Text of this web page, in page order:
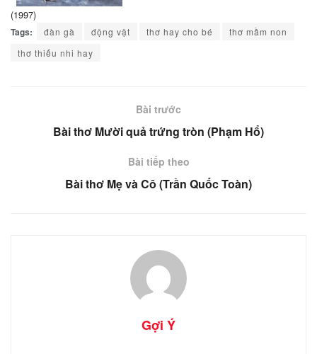
(1997)
Tags:
đàn gà động vật thơ hay cho bé
thơ mầm non
thơ thiếu nhi hay
Bài trước
Bài thơ Mười quả trứng tròn (Phạm Hổ)
Bài tiếp theo
Bài thơ Mẹ và Cô (Trần Quốc Toàn)
Gợi Ý